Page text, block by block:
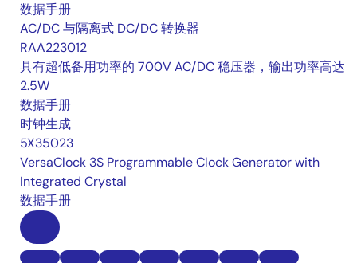
数据手册
AC/DC 与隔离式 DC/DC 转换器
RAA223012
具有超低备用功率的 700V AC/DC 稳压器，输出功率高达
2.5W
数据手册
时钟生成
5X35023
VersaClock 3S Programmable Clock Generator with
Integrated Crystal
数据手册